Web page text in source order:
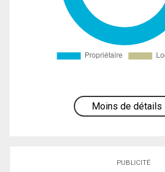
Moins de détails
PUBLICITÉ